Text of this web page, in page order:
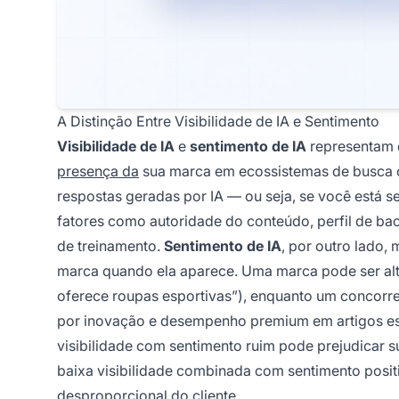
A Distinção Entre Visibilidade de IA e Sentimento
Visibilidade de IA e sentimento de IA representam
presença da sua marca em ecossistemas de
respostas geradas por IA — ou seja, se você está
fatores como autoridade do conteúdo, perfil de
de treinamento. Sentimento de IA, por outro lado,
marca quando ela aparece. Uma marca pode ser
oferece roupas esportivas”), enquanto um
por inovação e desempenho premium em artigos
visibilidade com sentimento ruim pode prejudicar
baixa visibilidade combinada com sentimento